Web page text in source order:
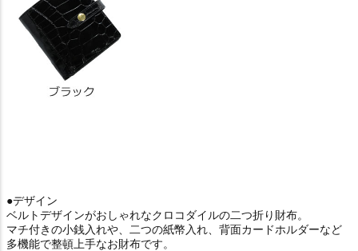
●デザイン
ベルトデザインがおしゃれなクロコダイルの二つ折り財布。
マチ付きの小銭入れや、二つの紙幣入れ、背面カードホルダーなど
多機能で整頓上手なお財布です。